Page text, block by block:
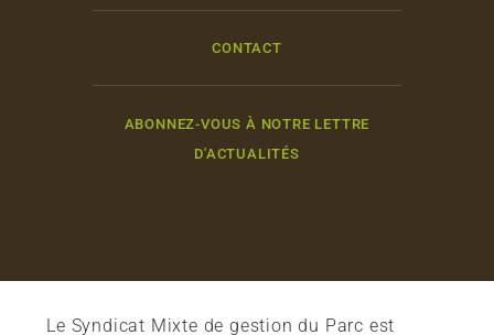
CONTACT
ABONNEZ-VOUS À NOTRE LETTRE
D'ACTUALITÉS
Le Syndicat Mixte de gestion du Parc est